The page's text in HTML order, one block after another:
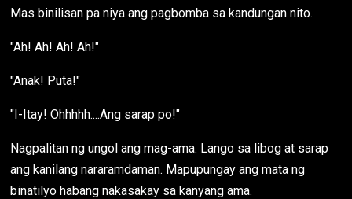
Mas binilisan pa niya ang pagbomba sa kandungan nito.
"Ah! Ah! Ah! Ah!"
"Anak! Puta!"
"I-Itay! Ohhhhh....Ang sarap po!"
Nagpalitan ng ungol ang mag-ama. Lango sa libog at sarap
ang kanilang nararamdaman. Mapupungay ang mata ng
binatilyo habang nakasakay sa kanyang ama.